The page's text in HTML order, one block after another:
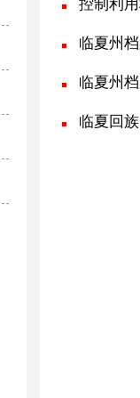
控制利
临夏州
临夏州
临夏回